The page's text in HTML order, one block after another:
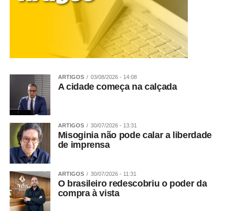
ARTIGOS 03/08/2026 - 14:08
A cidade começa na calçada
ARTIGOS 30/07/2026 - 13:31
Misoginia não pode calar a liberdade
de imprensa
ARTIGOS 30/07/2026 - 11:31
O brasileiro redescobriu o poder da
compra à vista